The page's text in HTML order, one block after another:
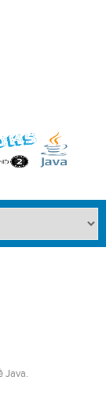
Java.